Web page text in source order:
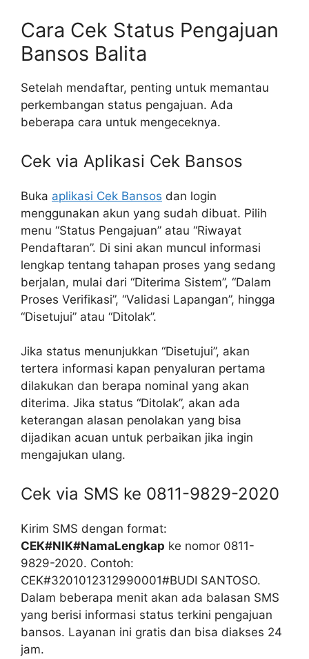
Cara Cek Status Pengajuan
Bansos Balita
Setelah mendaftar, penting untuk memantau
perkembangan status pengajuan. Ada
beberapa cara untuk mengeceknya.
Cek via Aplikasi Cek Bansos
Buka aplikasi Cek Bansos dan login
menggunakan akun yang sudah dibuat. Pilih
menu “Status Pengajuan” atau “Riwayat
Pendaftaran”. Di sini akan muncul informasi
lengkap tentang tahapan proses yang sedang
berjalan, mulai dari “Diterima Sistem”, “Dalam
Proses Verifikasi”, “Validasi Lapangan”, hingga
“Disetujui” atau “Ditolak”.
Jika status menunjukkan “Disetujui”, akan
tertera informasi kapan penyaluran pertama
dilakukan dan berapa nominal yang akan
diterima. Jika status “Ditolak”, akan ada
keterangan alasan penolakan yang bisa
dijadikan acuan untuk perbaikan jika ingin
mengajukan ulang.
Cek via SMS ke 0811-9829-2020
Kirim SMS dengan format:
CEK#NIK#NamaLengkap ke nomor 0811-
9829-2020. Contoh:
CEK#3201012312990001#BUDI SANTOSO.
Dalam beberapa menit akan ada balasan SMS
yang berisi informasi status terkini pengajuan
bansos. Layanan ini gratis dan bisa diakses 24
jam.